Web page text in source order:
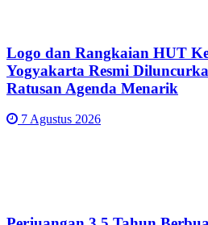
Logo dan Rangkaian HUT
Yogyakarta Resmi
Ratusan Agenda Menarik
7 Agustus 2026